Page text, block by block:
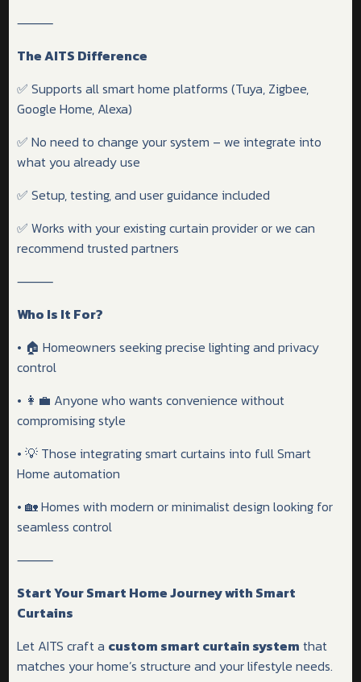
⸻
The AITS Difference
✅ Supports all smart home platforms (Tuya, Zigbee,
Google Home, Alexa)
✅ No need to change your system – we integrate into
what you already use
✅ Setup, testing, and user guidance included
✅ Works with your existing curtain provider or we can
recommend trusted partners
⸻
Who Is It For?
• 🏠 Homeowners seeking precise lighting and privacy
control
• 👩‍💼 Anyone who wants convenience without
compromising style
• 💡 Those integrating smart curtains into full Smart
Home automation
• 🏡 Homes with modern or minimalist design looking for
seamless control
⸻
Start Your Smart Home Journey with Smart
Curtains
Let AITS craft a custom smart curtain system that
matches your home’s structure and your lifestyle needs.